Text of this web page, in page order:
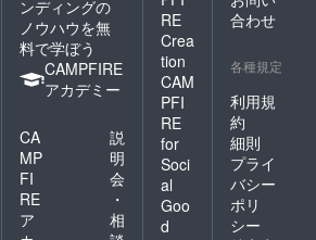
ンディングの
ノウハウを無
料で学ぼう
CAMPFIRE
アカデミー
CA
MP
FI
RE
ア
説
明
会
・
相
RE
Crea
tion
CAM
PFI
RE
for
Soci
al
Goo
d
合わせ
各種規定
利用規
約
細則
プライ
バシー
ポリ
シー